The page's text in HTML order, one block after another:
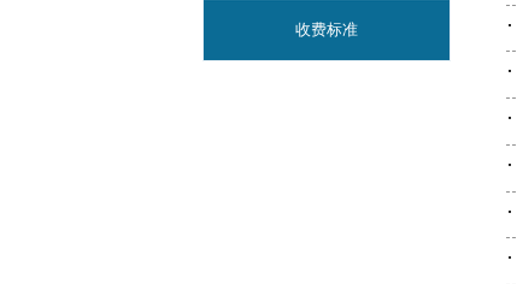
收费标准 ·
·
·
·
·
·